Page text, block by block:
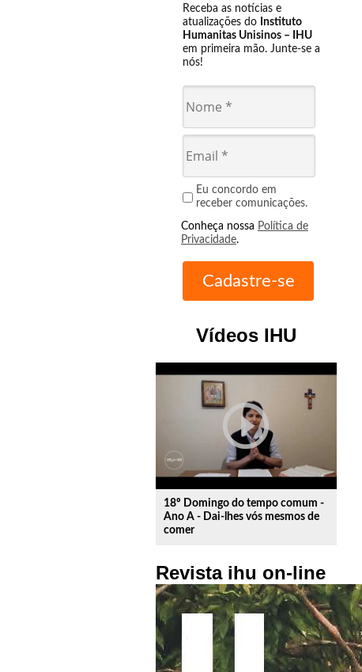
Receba as notícias e
atualizações do Instituto
Humanitas Unisinos – IHU
em primeira mão. Junte-se a
nós!
Eu concordo em
receber comunicações.
Conheça nossa Política de
Privacidade.
Vídeos IHU
play_circle_outline
18º Domingo do tempo comum -
Ano A - Dai-lhes vós mesmos de
comer
Revista ihu on-line